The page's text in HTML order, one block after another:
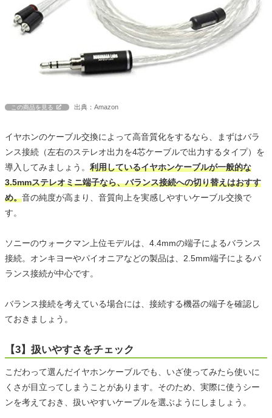
この商品を見る 出典：Amazon
イヤホンのケーブル交換によって高音質化をするなら、まずはバラ
ンス接続（左右のステレオ出力を4芯ケーブルで出力するタイプ）を
導入してみましょう。 利用しているイヤホンケーブルが一般的な
3.5mmステレオミニ端子なら、バランス接続への切り替えはおすす
め。音の純度が高まり、音質向上を実感しやすいケーブル交換で
す。
ソニーのウォークマン上位モデルは、4.4mmの端子によるバランス
接続。オンキヨーやパイオニアなどの製品は、2.5mm端子によるバ
ランス接続が中心です。
バランス接続を考えている場合には、接続する機器の端子を確認し
ておきましょう。
【3】扱いやすさをチェック
こだわって選んだイヤホンケーブルでも、いざ使ってみたら使いに
くさが目立ってしまうことがあります。そのため、実際に使うシー
ンを考えておき、扱いやすいケーブルを選ぶようにしましょう。